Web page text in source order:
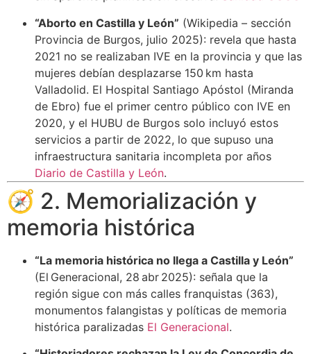
“Aborto en Castilla y León” (Wikipedia – sección
Provincia de Burgos, julio 2025): revela que hasta
2021 no se realizaban IVE en la provincia y que las
mujeres debían desplazarse 150 km hasta
Valladolid. El Hospital Santiago Apóstol (Miranda
de Ebro) fue el primer centro público con IVE en
2020, y el HUBU de Burgos solo incluyó estos
servicios a partir de 2022, lo que supuso una
infraestructura sanitaria incompleta por años
Diario de Castilla y León.
🧭 2. Memorialización y
memoria histórica
“La memoria histórica no llega a Castilla y León”
(El Generacional, 28 abr 2025): señala que la
región sigue con más calles franquistas (363),
monumentos falangistas y políticas de memoria
histórica paralizadas El Generacional.